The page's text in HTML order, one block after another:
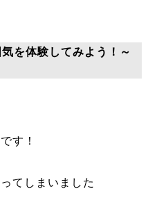
を体験してみよう！～
す！
てしまいました